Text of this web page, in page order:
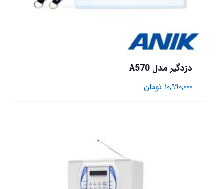
دزدگیر مدل A570
۱۰,۹۹۰,۰۰۰ تومان